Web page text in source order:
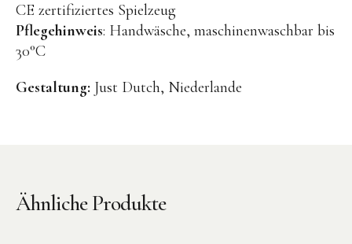
BENA | Holzbausteine
LIVING PUPPETS®
OYOY living Spielzeug
CE zertifiziertes Spielzeug
Pflegehinweis: Handwäsche, maschinenwaschbar bis
30°C
Gestaltung: Just Dutch, Niederlande
Ähnliche Produkte